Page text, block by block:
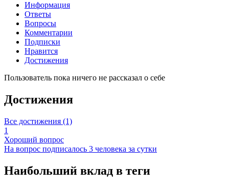
Информация
Ответы
Вопросы
Комментарии
Подписки
Нравится
Достижения
Пользователь пока ничего не рассказал о себе
Достижения
Все достижения (1)
1
Хороший вопрос
На вопрос подписалось 3 человека за сутки
Наибольший вклад в теги